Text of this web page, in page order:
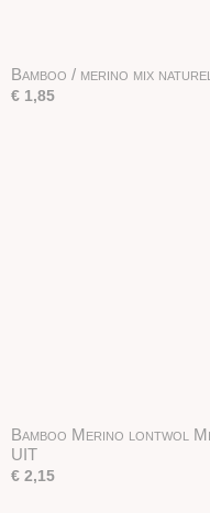
Bamboo / merino mix
€ 1,85
Bamboo Merino lontwol
UIT
€ 2,15